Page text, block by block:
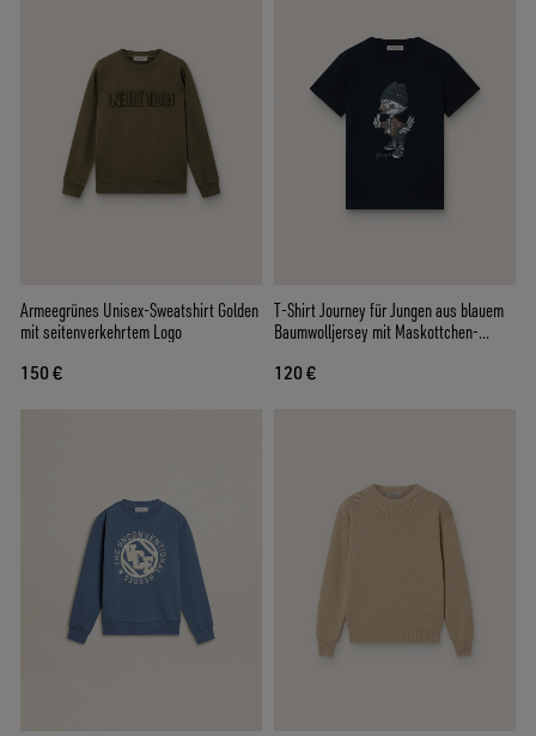
Armeegrünes Unisex-Sweatshirt Golden
mit seitenverkehrtem Logo
150 €
T-Shirt Journey für Jungen aus blauem
Baumwolljersey mit Maskottchen-
120 €